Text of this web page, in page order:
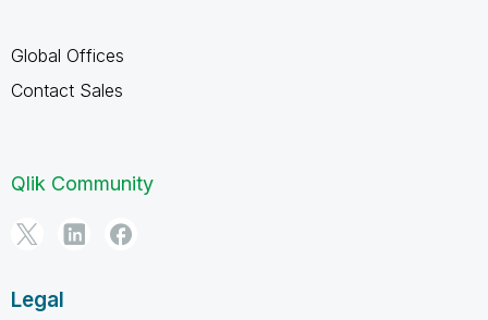
Global Offices
Contact Sales
Qlik Community
Legal